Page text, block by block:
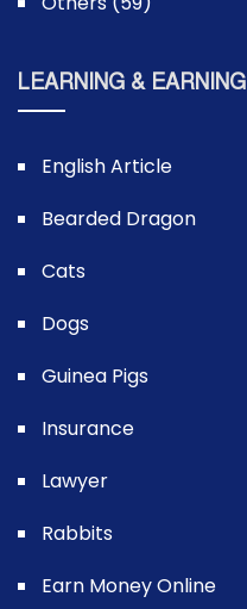
LEARNING & EARNING
English Article
Bearded Dragon
Cats
Dogs
Guinea Pigs
Insurance
Lawyer
Rabbits
Earn Money Online